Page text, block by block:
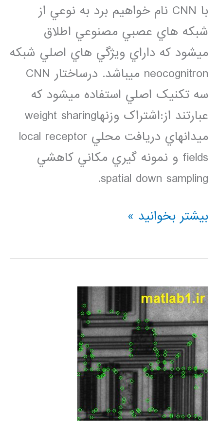
با CNN نام خواهيم برد به نوعي از
شبکه هاي عصبي مصنوعي اطلاق
ميشود که داراي ويژگي هاي اصلي شبکه
neocognitron ميباشد. درساختار CNN
سه تکنيک اصلي استفاده ميشود که
عبارتند از:اشتراک وزنهاweight sharing
ميدانهاي دريافت محلي local receptor
fields و نمونه گيري مکاني کاهشي
spatial down sampling.
فیلم
شبکه
کانالوشن
بیشتر بخوانید »